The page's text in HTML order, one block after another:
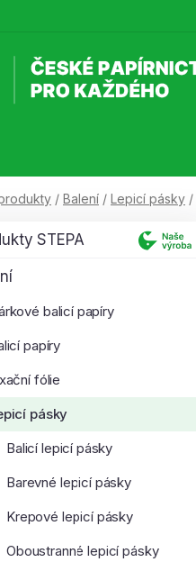
/ Balení / Lepicí pásky /
STEPA
balicí papíry
papíry
fólie
pásky
Balicí lepicí pásky
Barevné lepicí pásky
Krepové lepicí pásky
Oboustranné lepicí pásky